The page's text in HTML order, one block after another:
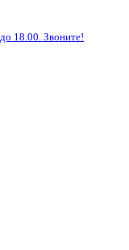
18.00. Звоните!